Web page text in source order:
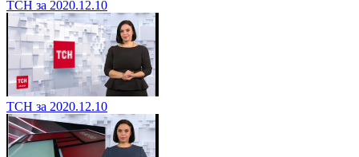
ТСН за 2020.12.10
ТСН за 2020.12.10